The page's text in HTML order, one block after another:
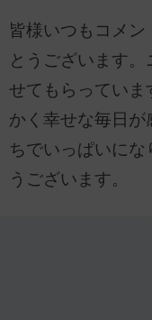
皆様いつもコメ
とうございます
せてもらっていま
かく幸せな毎日
ちでいっぱいにな
うございます。